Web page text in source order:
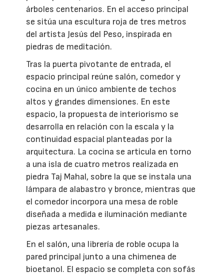
árboles centenarios. En el acceso principal
se sitúa una escultura roja de tres metros
del artista Jesús del Peso, inspirada en
piedras de meditación.
Tras la puerta pivotante de entrada, el
espacio principal reúne salón, comedor y
cocina en un único ambiente de techos
altos y grandes dimensiones. En este
espacio, la propuesta de interiorismo se
desarrolla en relación con la escala y la
continuidad espacial planteadas por la
arquitectura. La cocina se articula en torno
a una isla de cuatro metros realizada en
piedra Taj Mahal, sobre la que se instala una
lámpara de alabastro y bronce, mientras que
el comedor incorpora una mesa de roble
diseñada a medida e iluminación mediante
piezas artesanales.
En el salón, una librería de roble ocupa la
pared principal junto a una chimenea de
bioetanol. El espacio se completa con sofás